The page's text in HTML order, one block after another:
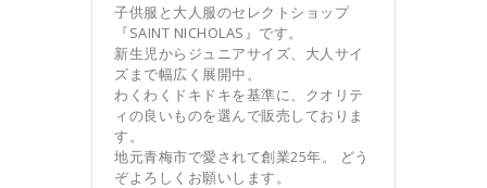
子供服と大人服のセレクトショップ
『SAINT NICHOLAS』です。
新生児からジュニアサイズ、大人サイ
ズまで幅広く展開中。
わくわくドキドキを基準に、クオリテ
ィの良いものを選んで販売しておりま
す。
地元青梅市で愛されて創業25年。 どう
ぞよろしくお願いします。